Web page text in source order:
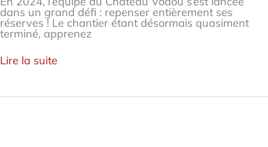
dans un grand défi : repenser entièrement ses
réserves ! Le chantier étant désormais quasiment
terminé, apprenez
chantier
titanesque
Lire la suite